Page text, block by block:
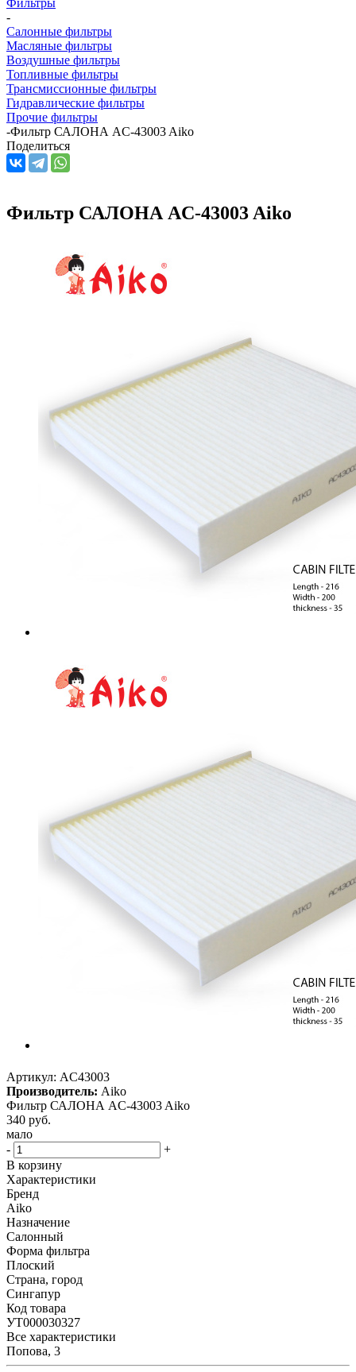
-
Салонные фильтры
Масляные фильтры
Воздушные фильтры
Топливные фильтры
Трансмиссионные фильтры
Гидравлические фильтры
Прочие фильтры
-Фильтр САЛОНА AC-43003 Aiko
Поделиться
Фильтр САЛОНА AC-43003 Aiko
Артикул: AC43003
Производитель: Aiko
Фильтр САЛОНА AC-43003 Aiko
340 руб.
мало
-
+
В корзину
Характеристики
Бренд
Aiko
Назначение
Салонный
Форма фильтра
Плоский
Страна, город
Сингапур
Код товара
УТ000030327
Все характеристики
Попова, 3